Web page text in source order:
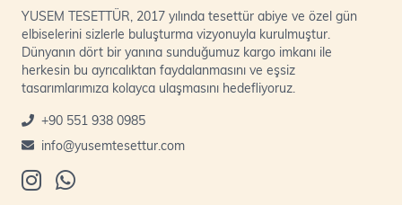
YUSEM TESETTÜR, 2017 yılında tesettür abiye ve özel gün
elbiselerini sizlerle buluşturma vizyonuyla kurulmuştur.
Dünyanın dört bir yanına sunduğumuz kargo imkanı ile
herkesin bu ayrıcalıktan faydalanmasını ve eşsiz
tasarımlarımıza kolayca ulaşmasını hedefliyoruz.
+90 551 938 0985
info@yusemtesettur.com